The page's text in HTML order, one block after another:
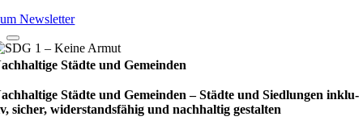
Newsletter
Städte und Gemeinden
Städte und Gemeinden – Städte und Sied­lun­gen inklu­
sicher, wider­stands­fä­hig und nach­hal­tig gestal­ten